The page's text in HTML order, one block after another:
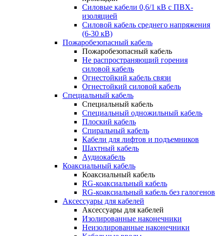
Силовые кабели 0,6/1 кВ с ПВХ-
изоляцией
Силовой кабель среднего напряжения
(6-30 кВ)
Пожаробезопасный кабель
Пожаробезопасный кабель
Не распространяющий горения
силовой кабель
Огнестойкий кабель связи
Огнестойкий силовой кабель
Специальный кабель
Специальный кабель
Специальный одножильный кабель
Плоский кабель
Спиральный кабель
Кабели для лифтов и подъемников
Шахтный кабель
Аудиокабель
Коаксиальный кабель
Коаксиальный кабель
RG-коаксиальный кабель
RG-коаксиальный кабель без галогенов
Аксессуары для кабелей
Аксессуары для кабелей
Изолированные наконечники
Неизолированные наконечники